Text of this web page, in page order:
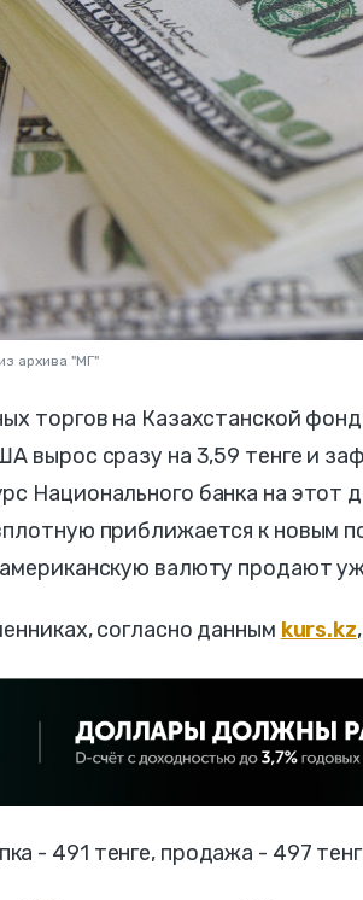
архива "МГ"
торгов на Казахстанской
вырос сразу на 3,59 тенге и
Национального банка на этот
приближается к новым
валюту продают
согласно данным kurs.kz
- 491 тенге, продажа - 497